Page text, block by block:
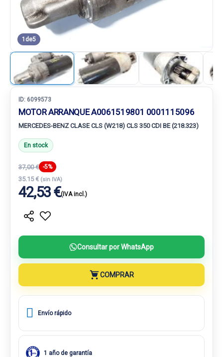
1 de5
ID: 6099573
MOTOR ARRANQUE A0061519801 0001115096
MERCEDES-BENZ CLASE CLS (W218) CLS 350 CDI BE (218.323)
En stock
37,00 € -5%
35.15 € (sin IVA)
42,53 €(IVA incl.)
Consultar por WhatsApp
COMPRAR
Envío rápido
1 año de garantía